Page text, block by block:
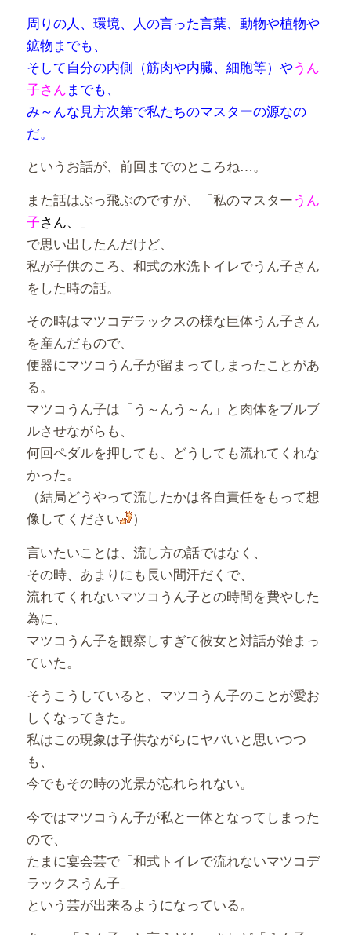
有
周りの人、環境、人の言った言葉、動物や植物や
鉱物までも、
そして自分の内側（筋肉や内臓、細胞等）やうん
子さんまでも、
み～んな見方次第で私たちのマスターの源なの
だ。
というお話が、前回までのところね…。
また話はぶっ飛ぶのですが、「私のマスターうん
子さん、」
で思い出したんだけど、
私が子供のころ、和式の水洗トイレでうん子さん
をした時の話。
その時はマツコデラックスの様な巨体うん子さん
を産んだもので、
便器にマツコうん子が留まってしまったことがあ
る。
マツコうん子は「う～んう～ん」と肉体をブルブ
ルさせながらも、
何回ペダルを押しても、どうしても流れてくれな
かった。
（結局どうやって流したかは各自責任をもって想
像してください
）
言いたいことは、流し方の話ではなく、
その時、あまりにも長い間汗だくで、
流れてくれないマツコうん子との時間を費やした
為に、
マツコうん子を観察しすぎて彼女と対話が始まっ
ていた。
そうこうしていると、マツコうん子のことが愛お
しくなってきた。
私はこの現象は子供ながらにヤバいと思いつつ
も、
今でもその時の光景が忘れられない。
今ではマツコうん子が私と一体となってしまった
ので、
たまに宴会芸で「和式トイレで流れないマツコデ
ラックスうん子」
という芸が出来るようになっている。